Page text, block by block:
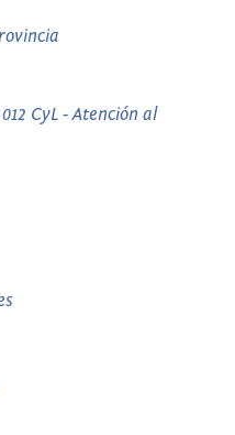
CyL - Atención al